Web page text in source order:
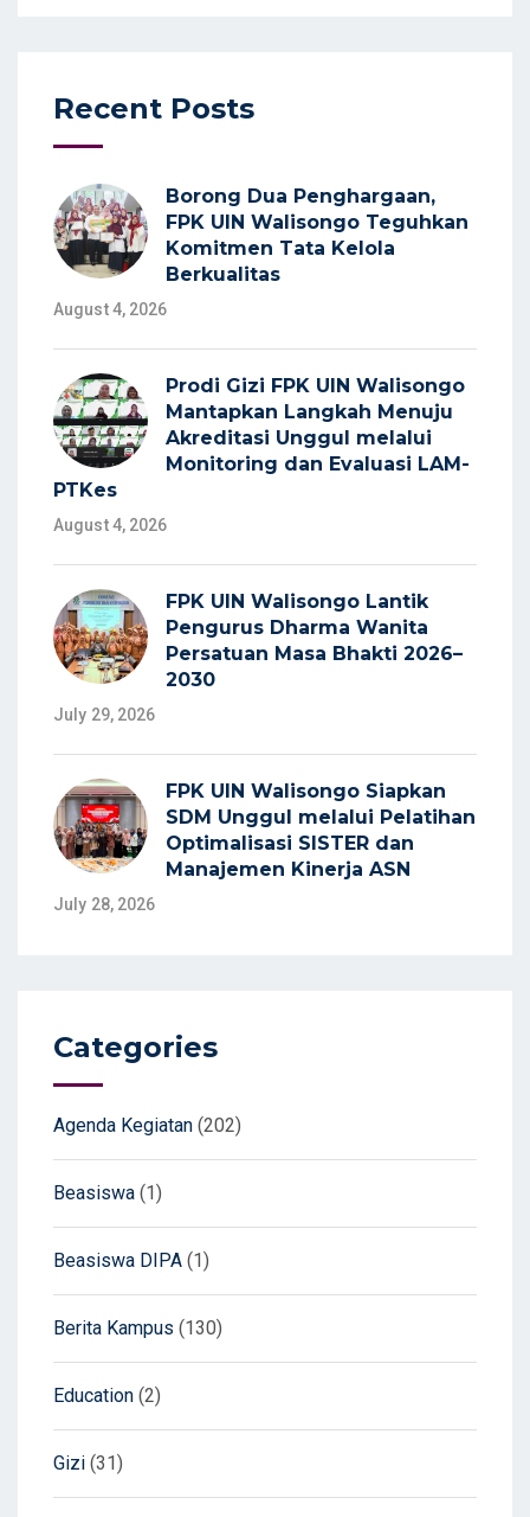
Recent Posts
Borong Dua Penghargaan,
FPK UIN Walisongo Teguhkan
Komitmen Tata Kelola
Berkualitas
August 4, 2026
Prodi Gizi FPK UIN Walisongo
Mantapkan Langkah Menuju
Akreditasi Unggul melalui
Monitoring dan Evaluasi LAM-
PTKes
August 4, 2026
FPK UIN Walisongo Lantik
Pengurus Dharma Wanita
Persatuan Masa Bhakti 2026–
2030
July 29, 2026
FPK UIN Walisongo Siapkan
SDM Unggul melalui Pelatihan
Optimalisasi SISTER dan
Manajemen Kinerja ASN
July 28, 2026
Categories
Agenda Kegiatan (202)
Beasiswa (1)
Beasiswa DIPA (1)
Berita Kampus (130)
Education (2)
Gizi (31)